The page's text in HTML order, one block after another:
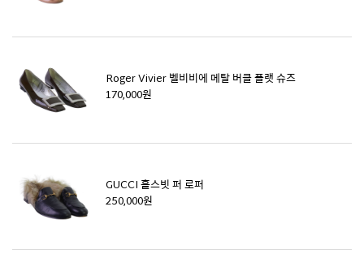
Roger Vivier 벨비비에 메탈 버클 플랫 슈즈
170,000원
GUCCI 홀스빗 퍼 로퍼
250,000원